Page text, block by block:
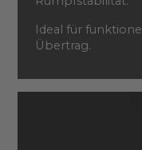
Ideal für
Übertrag.